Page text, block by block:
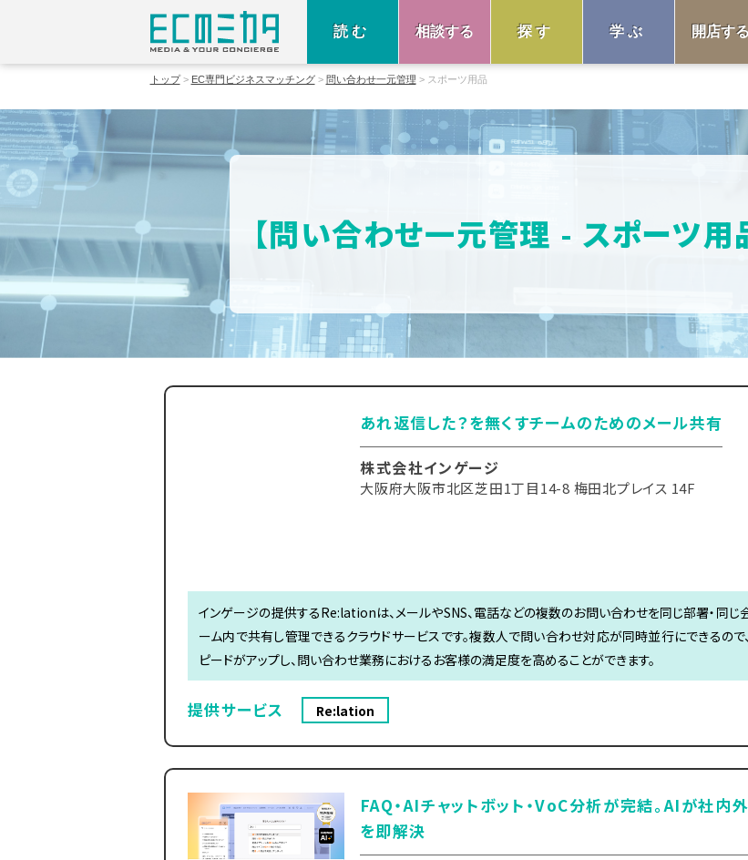
読む 相談する 探す 学ぶ 開店する
トップ EC専門ビジネスマッチング 問い合わせ一元管理 スポーツ用品
【問い合わせ一元管理 - スポーツ用
あれ返信した？を無くすチームのためのメール共有
株式会社インゲージ
大阪府大阪市北区芝田1丁目14-8 梅田北プレイス 14F
インゲージの提供するRe:lationは、メールやSNS、電話などの複数のお問い合わせを同じ部署・同じ
ーム内で共有し管理できるクラウドサービスです。複数人で問い合わせ対応が同時並行にできるので
ピードがアップし、問い合わせ業務におけるお客様の満足度を高めることができます。
提供サービス Re:lation
FAQ・AIチャットボット・VoC分析が完結。AIが社内
を即解決